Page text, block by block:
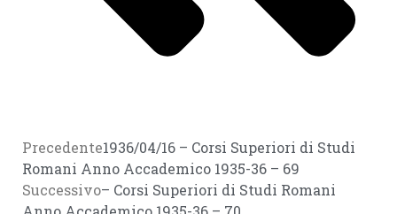
Precedente1936/04/16 – Corsi Superiori di Studi
Romani Anno Accademico 1935-36 – 69
Successivo– Corsi Superiori di Studi Romani